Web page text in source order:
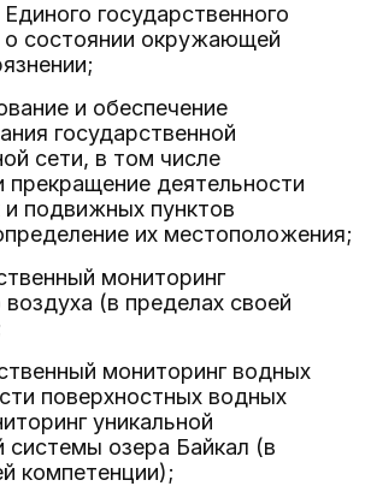
государственного
состоянии окружающей
и обеспечение
государственной
сети, в том числе
прекращение деятельности
подвижных пунктов
их местоположения;
мониторинг
(в пределах своей
мониторинг водных
поверхностных водных
уникальной
системы озера Байкал (в
компетенции);